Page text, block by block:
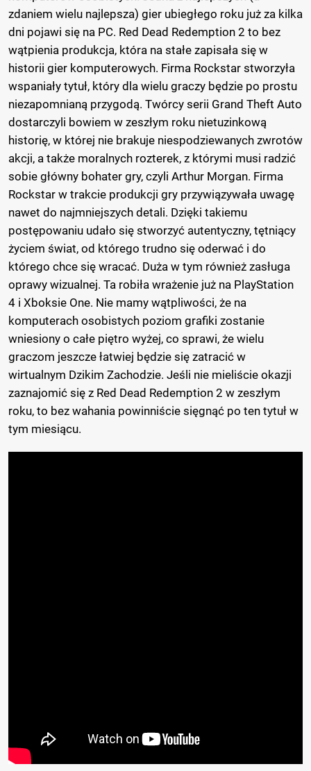
zdaniem wielu najlepsza) gier ubiegłego roku już za kilka
dni pojawi się na PC. Red Dead Redemption 2 to bez
wątpienia produkcja, która na stałe zapisała się w
historii gier komputerowych. Firma Rockstar stworzyła
wspaniały tytuł, który dla wielu graczy będzie po prostu
niezapomnianą przygodą. Twórcy serii Grand Theft Auto
dostarczyli bowiem w zeszłym roku nietuzinkową
historię, w której nie brakuje niespodziewanych zwrotów
akcji, a także moralnych rozterek, z którymi musi radzić
sobie główny bohater gry, czyli Arthur Morgan. Firma
Rockstar w trakcie produkcji gry przywiązywała uwagę
nawet do najmniejszych detali. Dzięki takiemu
postępowaniu udało się stworzyć autentyczny, tętniący
życiem świat, od którego trudno się oderwać i do
którego chce się wracać. Duża w tym również zasługa
oprawy wizualnej. Ta robiła wrażenie już na PlayStation
4 i Xboksie One. Nie mamy wątpliwości, że na
komputerach osobistych poziom grafiki zostanie
wniesiony o całe piętro wyżej, co sprawi, że wielu
graczom jeszcze łatwiej będzie się zatracić w
wirtualnym Dzikim Zachodzie. Jeśli nie mieliście okazji
zaznajomić się z Red Dead Redemption 2 w zeszłym
roku, to bez wahania powinniście sięgnąć po ten tytuł w
tym miesiącu.